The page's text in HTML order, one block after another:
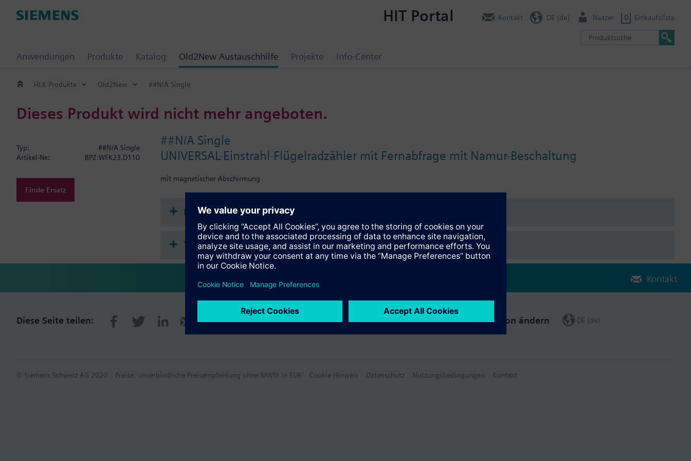
Anwendungen Produkte Katalog Old2New Austauschhilfe Projekte Info-Center
HIT Portal Kontakt DE (de) Nutzer 0 Einkaufsliste
HLK Produkte Old2New ##N/A Single
Dieses Produkt wird nicht mehr angeboten.
##N/A Single
UNIVERSAL-Einstrahl-Flügelradzähler mit Fernabfrage mit Namur-Beschaltung
mit magnetischer Abschirmung
Typ:
##N/A Single
Artikel-Nr.:
BPZ:WFK23.D110
Finde Ersatz
Dokumente
Technische Übersicht
Kontakt
Diese Seite teilen: Region ändern DE (de)
© Siemens Schweiz AG 2020 Preise: unverbindliche Preisempfehlung ohne MWSt in EUR Cookie Hinweis Datenschutz Nutzungsbedingungen Kontakt